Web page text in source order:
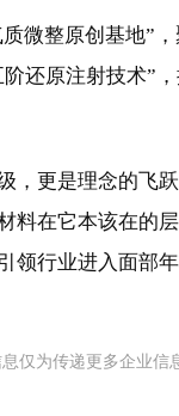
微整原创基地”
还原注射技术”
，更是理念的飞
料在它本该在的
行业进入面部年
仅为传递更多企业